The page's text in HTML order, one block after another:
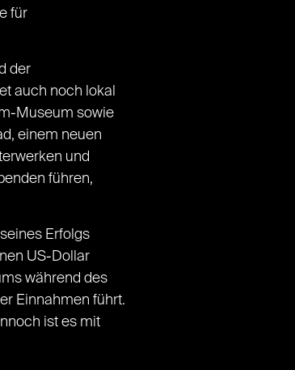
für
der
auch noch lokal
Museum sowie
einem neuen
und
führen,
Erfolgs
US-Dollar
während des
Einnahmen führt.
ist es mit